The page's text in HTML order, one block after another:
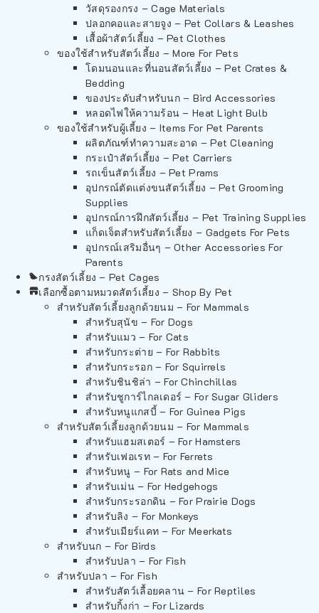
วัสดุรองกรง – Cage Materials
ปลอกคอและสายจูง – Pet Collars & Leashes
เสื้อผ้าสัตว์เลี้ยง – Pet Clothes
ของใช้สำหรับสัตว์เลี้ยง – More For Pets
โดมนอนและที่นอนสัตว์เลี้ยง – Pet Crates &
Bedding
ของประดับสำหรับนก – Bird Accessories
หลอดไฟให้ความร้อน – Heat Light Bulb
ของใช้สำหรับผู้เลี้ยง – Items For Pet Parents
ผลิตภัณฑ์ทำความสะอาด – Pet Cleaning
กระเป๋าสัตว์เลี้ยง – Pet Carriers
รถเข็นสัตว์เลี้ยง – Pet Prams
อุปกรณ์ตัดแต่งขนสัตว์เลี้ยง – Pet Grooming
Supplies
อุปกรณ์การฝึกสัตว์เลี้ยง – Pet Training Supplies
แก็ดเจ็ตสำหรับสัตว์เลี้ยง – Gadgets For Pets
อุปกรณ์เสริมอื่นๆ – Other Accessories For
Parents
กรงสัตว์เลี้ยง – Pet Cages
เลือกซื้อตามหมวดสัตว์เลี้ยง – Shop By Pet
สำหรับสัตว์เลี้ยงลูกด้วยนม – For Mammals
สำหรับสุนัข – For Dogs
สำหรับแมว – For Cats
สำหรับกระต่าย – For Rabbits
สำหรับกระรอก – For Squirrels
สำหรับชินชิล่า – For Chinchillas
สำหรับชูการ์ไกลเดอร์ – For Sugar Gliders
สำหรับหนูแกสบี้ – For Guinea Pigs
สำหรับสัตว์เลี้ยงลูกด้วยนม – For Mammals
สำหรับแฮมสเตอร์ – For Hamsters
สำหรับเฟอเรท – For Ferrets
สำหรับหนู – For Rats and Mice
สำหรับเม่น – For Hedgehogs
สำหรับกระรอกดิน – For Prairie Dogs
สำหรับลิง – For Monkeys
สำหรับเมียร์แคท – For Meerkats
สำหรับนก – For Birds
สำหรับปลา – For Fish
สำหรับปลา – For Fish
สำหรับสัตว์เลื้อยคลาน – For Reptiles
สำหรับกิ้งก่า – For Lizards